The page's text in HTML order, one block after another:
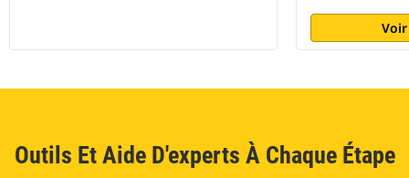
Outils Et Aide D'experts À Chaque Étape